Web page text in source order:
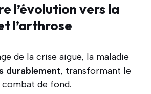
l’évolution vers la
l’arthrose
de la crise aiguë, la maladie
durablement, transformant le
de fond.